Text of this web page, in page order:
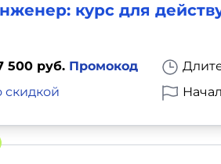
курс для
500 руб. Промокод
скидкой